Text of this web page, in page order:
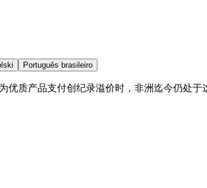
Português brasileiro
质产品支付创纪录溢价时，非洲迄今仍处于